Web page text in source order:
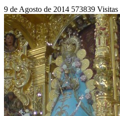
9 de Agosto de 2014 573839 Visitas